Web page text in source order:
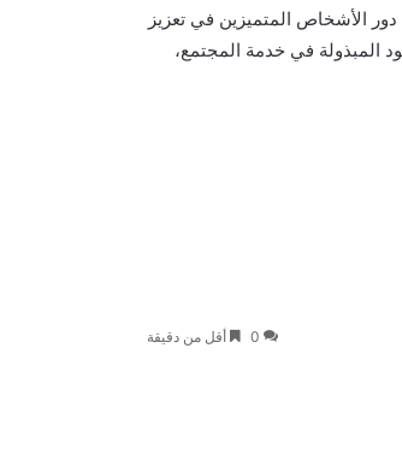
دور الأشخاص المتميزين في تعزيز
المبذولة في خدمة المجتمع،
0 أقل من دقيقة